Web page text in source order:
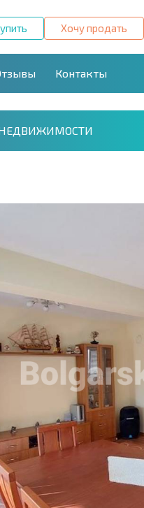
Хочу продать
Контакты